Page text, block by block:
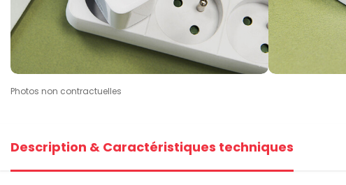
Photos non contractuelles
Description & Caractéristiques techniques